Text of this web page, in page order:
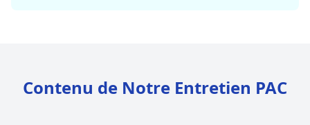
Contenu de Notre Entretien PAC